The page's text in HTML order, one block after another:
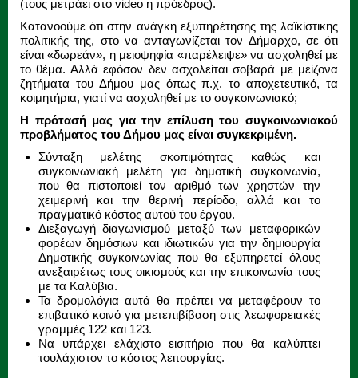
(τους μετράει στο video η πρόεδρος).
Κατανοούμε ότι στην ανάγκη εξυπηρέτησης της λαϊκίστικης
πολιτικής της, στο να ανταγωνίζεται τον Δήμαρχο, σε ότι
είναι «δωρεάν», η μειοψηφία «παρέλειψε» να ασχοληθεί με
το θέμα. Αλλά εφόσον δεν ασχολείται σοβαρά με μείζονα
ζητήματα του Δήμου μας όπως π.χ. το αποχετευτικό, τα
κοιμητήρια, γιατί να ασχοληθεί με το συγκοινωνιακό;
Η πρότασή μας για την επίλυση του συγκοινωνιακού
προβλήματος του Δήμου μας είναι συγκεκριμένη.
Σύνταξη μελέτης σκοπιμότητας καθώς και
συγκοινωνιακή μελέτη για δημοτική συγκοινωνία,
που θα πιστοποιεί τον αριθμό των χρηστών την
χειμερινή και την θερινή περίοδο, αλλά και το
πραγματικό κόστος αυτού του έργου.
Διεξαγωγή διαγωνισμού μεταξύ των μεταφορικών
φορέων δημόσιων και ιδιωτικών για την δημιουργία
Δημοτικής συγκοινωνίας που θα εξυπηρετεί όλους
ανεξαιρέτως τους οικισμούς και την επικοινωνία τους
με τα Καλύβια.
Τα δρομολόγια αυτά θα πρέπει να μεταφέρουν το
επιβατικό κοινό για μετεπιβίβαση στις λεωφορειακές
γραμμές 122 και 123.
Να υπάρχει ελάχιστο εισιτήριο που θα καλύπτει
τουλάχιστον το κόστος λειτουργίας.